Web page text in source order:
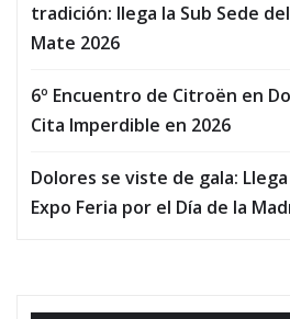
tradición: llega la Sub Sede
Mate 2026
6º Encuentro de Citroën en
Cita Imperdible en 2026
Dolores se viste de gala:
Expo Feria por el Día de la